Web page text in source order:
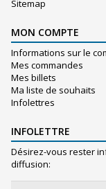
Sitemap
MON COMPTE
Informations sur le
Mes commandes
Mes billets
Ma liste de souhaits
Infolettres
INFOLETTRE
Désirez-vous rester
diffusion: